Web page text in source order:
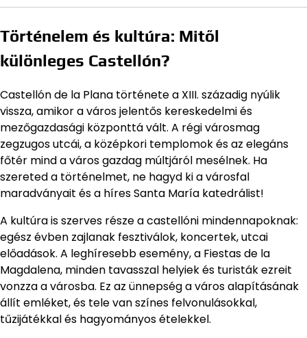
Történelem és kultúra: Mitől
különleges Castellón?
Castellón de la Plana története a XIII. századig nyúlik
vissza, amikor a város jelentős kereskedelmi és
mezőgazdasági központtá vált. A régi városmag
zegzugos utcái, a középkori templomok és az elegáns
főtér mind a város gazdag múltjáról mesélnek. Ha
szereted a történelmet, ne hagyd ki a városfal
maradványait és a híres Santa María katedrálist!
A kultúra is szerves része a castellóni mindennapoknak:
egész évben zajlanak fesztiválok, koncertek, utcai
előadások. A leghíresebb esemény, a Fiestas de la
Magdalena, minden tavasszal helyiek és turisták ezreit
vonzza a városba. Ez az ünnepség a város alapításának
állít emléket, és tele van színes felvonulásokkal,
tűzijátékkal és hagyományos ételekkel.